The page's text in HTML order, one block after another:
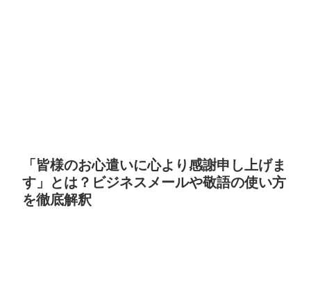
「皆様のお心遣いに心より感謝申し上げま
す」とは？ビジネスメールや敬語の使い方
を徹底解釈